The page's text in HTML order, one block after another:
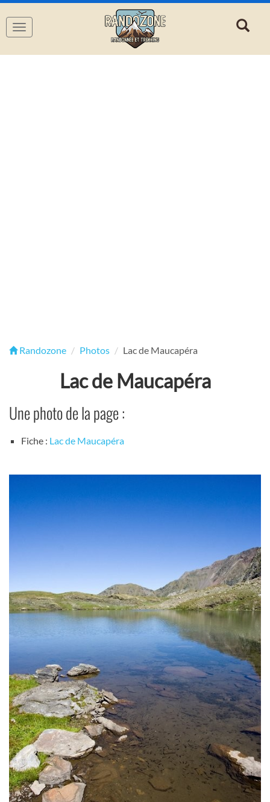
Navigation
Randozone Photos Lac de Maucapéra
Lac de Maucapéra
Une photo de la page :
Fiche : Lac de Maucapéra